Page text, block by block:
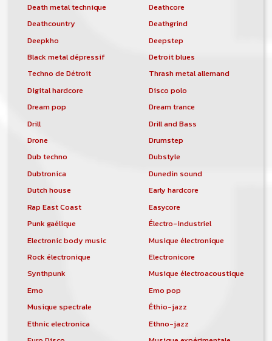
Death metal technique
Deathcore
Deathcountry
Deathgrind
Deepkho
Deepstep
Black metal dépressif
Detroit blues
Techno de Détroit
Thrash metal allemand
Digital hardcore
Disco polo
Dream pop
Dream trance
Drill
Drill and Bass
Drone
Drumstep
Dub techno
Dubstyle
Dubtronica
Dunedin sound
Dutch house
Early hardcore
Rap East Coast
Easycore
Punk gaélique
Électro-industriel
Electronic body music
Musique électronique
Rock électronique
Electronicore
Synthpunk
Musique électroacoustique
Emo
Emo pop
Musique spectrale
Éthio-jazz
Ethnic electronica
Ethno-jazz